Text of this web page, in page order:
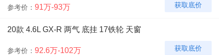
参考价： 91万-93万 获取底价
20款 4.6L GX-R 两气 底挂 17铁轮 天窗
参考价： 92.6万-102万 获取底价